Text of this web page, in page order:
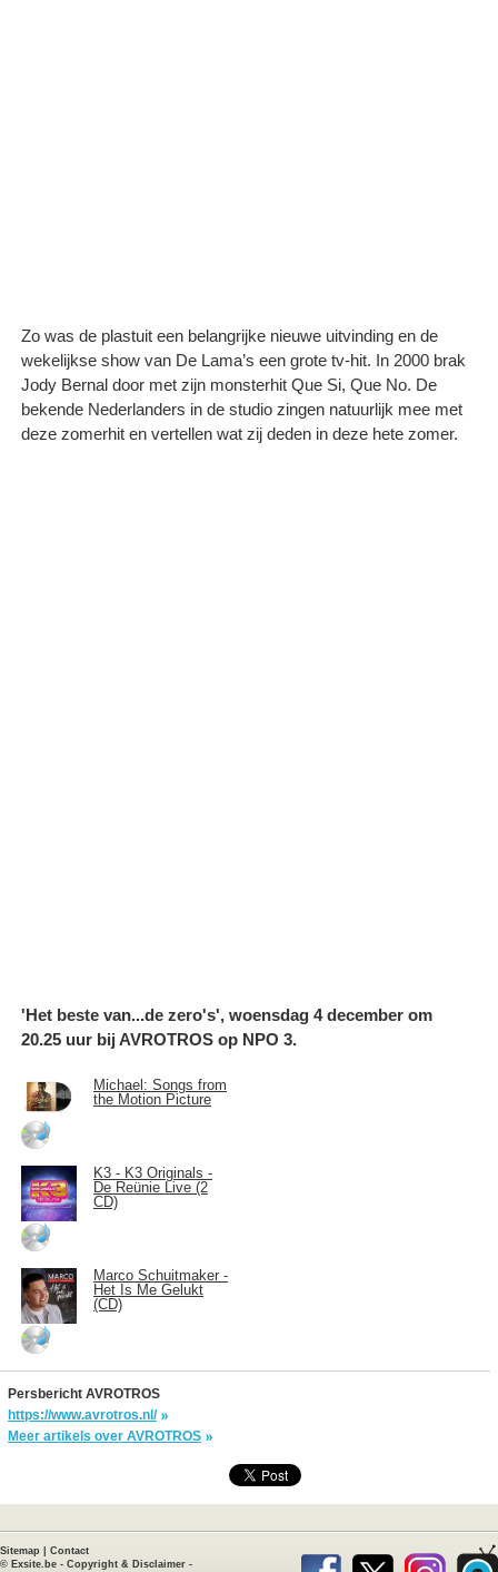
Zo was de plastuit een belangrijke nieuwe uitvinding en de
wekelijkse show van De Lama’s een grote tv-hit. In 2000 brak
Jody Bernal door met zijn monsterhit Que Si, Que No. De
bekende Nederlanders in de studio zingen natuurlijk mee met
deze zomerhit en vertellen wat zij deden in deze hete zomer.
'Het beste van...de zero's', woensdag 4 december om
20.25 uur bij AVROTROS op NPO 3.
Michael: Songs from
the Motion Picture
K3 - K3 Originals -
De Reünie Live (2
CD)
Marco Schuitmaker -
Het Is Me Gelukt
(CD)
Persbericht AVROTROS
https://www.avrotros.nl/
Meer artikels over AVROTROS
Sitemap
Contact
© Exsite.be - Copyright & Disclaimer -